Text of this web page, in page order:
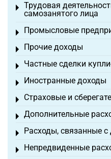
Трудовая
самозанятого лица
Toggle menu
Промысловые
Toggle menu
Прочие доходы
Toggle menu
Частные сделки
Toggle menu
Иностранные доходы
Toggle menu
Страховые и
Toggle menu
Дополнительные
Toggle menu
Расходы, связанные
Toggle menu
Непредвиденные
Toggle menu